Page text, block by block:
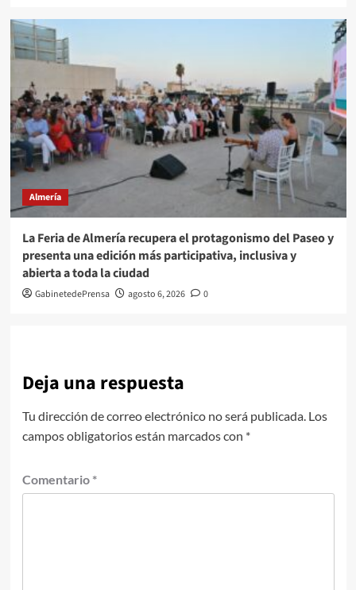
Almería
La Feria de Almería recupera el protagonismo del Paseo y
presenta una edición más participativa, inclusiva y
abierta a toda la ciudad
GabinetedePrensa agosto 6, 2026 0
Deja una respuesta
Tu dirección de correo electrónico no será publicada. Los
campos obligatorios están marcados con *
Comentario *